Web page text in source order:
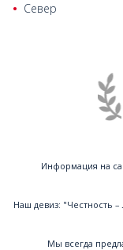
Север
Информация на
Наш девиз: "Честность
Мы всегда